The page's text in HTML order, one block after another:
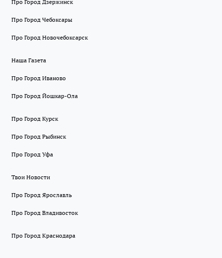
Про Город Дзержинск
Про Город Чебоксары
Про Город Новочебоксарск
Наша Газета
Про Город Иваново
Про Город Йошкар-Ола
Про Город Курск
Про Город Рыбинск
Про Город Уфа
Твои Новости
Про Город Ярославль
Про Город Владивосток
Про Город Краснодара